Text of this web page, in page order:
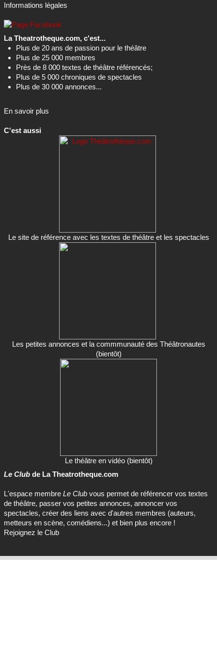
Informations légales
La Theatrotheque.com, c'est...
Plus de 20 ans de passion pour le théâtre
Plus de 25 000 membres
Près de 8 000 textes de théâtre référencés;
Plus de 5 000 chroniques de spectacles
Plus de 30 000 annonces...
En savoir plus
C'est aussi
Le site de référence avec les textes de théâtre et les spectacles
Les petites annonces et la commmunauté des Théâtronautes
(bientôt)
Le théâtre en vidéo (bientôt)
Le Club de La Theatrotheque.com
L'espace membre Le Club vous permet de référencer vos textes
de théâtre, passer vos petites annonces, annoncer vos
spectacles, créer des liens avec d'autres membres (auteurs,
metteurs en scène, comédiens...) et bien plus encore !
Rejoignez le Club